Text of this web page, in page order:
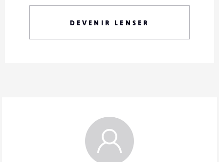
DEVENIR LENSER